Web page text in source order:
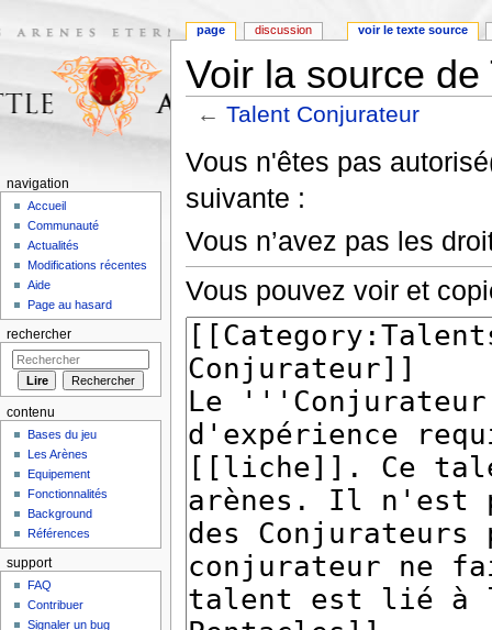
Voir la source
←Talent Conjurateur
Vous n'êtes pas
suivante :
Vous n’avez pas les
Vous pouvez voir et
page discussion voir le texte source
navigation
Accueil
Communauté
Actualités
Modifications récentes
Aide
Page au hasard
rechercher
contenu
Bases du jeu
Les Arènes
Equipement
Fonctionnalités
Background
Références
support
FAQ
Contribuer
Signaler un bug